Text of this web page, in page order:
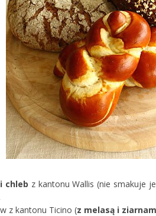
chleb z kantonu Wallis (nie smakuje
z kantonu Ticino (z melasą i